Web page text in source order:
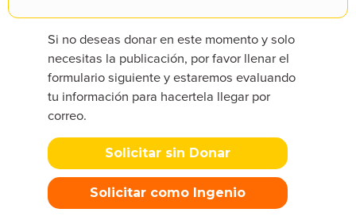
Si no deseas donar en este momento y solo
necesitas la publicación, por favor llenar el
formulario siguiente y estaremos evaluando
tu información para hacertela llegar por
correo.
Solicitar sin Donar
Solicitar como Ingenio